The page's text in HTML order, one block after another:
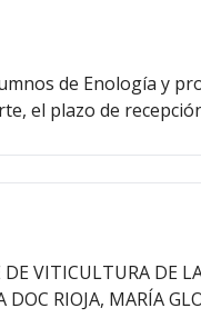
de Enología y
el plazo de
VITICULTURA DE
RIOJA, MARÍA